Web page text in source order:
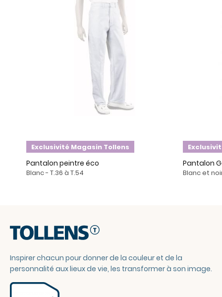
Exclusivité Magasin Tollens
Pantalon peintre éco
Blanc - T.36 à T.54
Pantalon
Blanc et
Inspirer chacun pour donner de la couleur et de la
personnalité aux lieux de vie, les transformer à son image.